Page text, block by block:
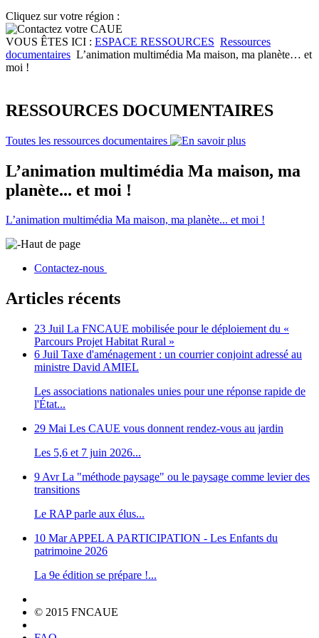
Cliquez sur votre région :
VOUS ÊTES ICI : ESPACE RESSOURCES Ressources
documentaires L’animation multimédia Ma maison, ma planète… et
moi !
RESSOURCES DOCUMENTAIRES
Toutes les ressources documentaires
L’animation multimédia Ma maison, ma
planète... et moi !
L’animation multimédia Ma maison, ma planète... et moi !
Haut de page
Contactez-nous
Articles récents
23 Juil La FNCAUE mobilisée pour le déploiement du «
Parcours Projet Habitat Rural »
6 Juil Taxe d'aménagement : un courrier conjoint adressé au
ministre David AMIEL
Les associations nationales unies pour une réponse rapide de
l'État...
29 Mai Les CAUE vous donnent rendez-vous au jardin
Les 5,6 et 7 juin 2026...
9 Avr La "méthode paysage" ou le paysage comme levier des
transitions
Le RAP parle aux élus...
10 Mar APPEL A PARTICIPATION - Les Enfants du
patrimoine 2026
La 9e édition se prépare !...
© 2015 FNCAUE